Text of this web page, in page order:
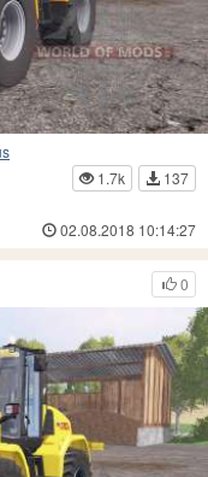
1.7k
137
02.08.2018 10:14:27
0